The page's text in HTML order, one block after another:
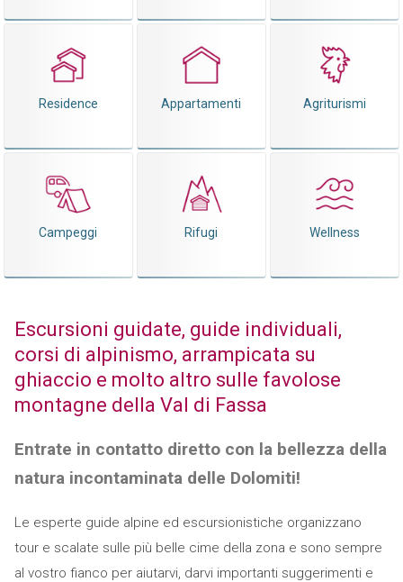
Residence Appartamenti Agriturismi
Campeggi Rifugi Wellness
Escursioni guidate, guide individuali,
corsi di alpinismo, arrampicata su
ghiaccio e molto altro sulle favolose
montagne della Val di Fassa
Entrate in contatto diretto con la bellezza della
natura incontaminata delle Dolomiti!
Le esperte guide alpine ed escursionistiche organizzano
tour e scalate sulle più belle cime della zona e sono sempre
al vostro fianco per aiutarvi, darvi importanti suggerimenti e